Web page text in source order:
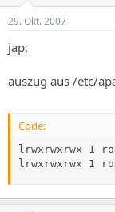
29. Okt. 2007
jap:
auszug aus /etc/
Code:
lrwxrwxrwx 1
lrwxrwxrwx 1